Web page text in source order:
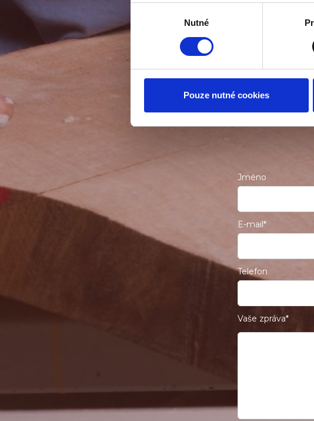
Identifikovali vaše zařízení
Zjistěte více o tom, jak zpracováváme
můžete kdykoliv změnit nebo odvolat v
cookie. Informace o tom, jak náš web
tyto údaje mohou zkombinovat s
souhlasu
Nutné
Pouze nutné cookies
Jméno
E-mail*
Telefon
Vaše zpráva*